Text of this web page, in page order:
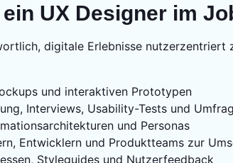
UX Designer im
digitale Erlebnisse nutzerzentriert
und interaktiven Prototypen
Interviews, Usability-Tests und
und Personas
Entwicklern und Produktteams zur
Styleguides und Nutzerfeedback